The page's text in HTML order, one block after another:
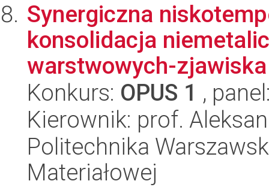
Synergiczna
konsolidacja
warstwowych-
Konkurs: OPUS 1 ,
Kierownik: prof.
Politechnika
Materiałowej